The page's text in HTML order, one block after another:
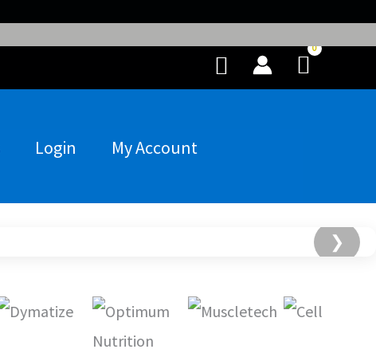
Buscar
Login
My Account
❯